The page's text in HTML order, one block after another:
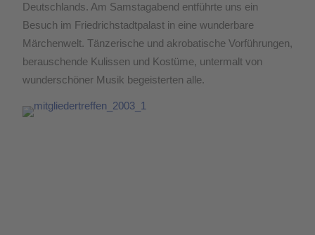
Deutschlands. Am Samstagabend entführte uns ein
Besuch im Friedrichstadtpalast in eine wunderbare
Märchenwelt. Tänzerische und akrobatische Vorführungen,
berauschende Kulissen und Kostüme, untermalt von
wunderschöner Musik begeisterten alle.